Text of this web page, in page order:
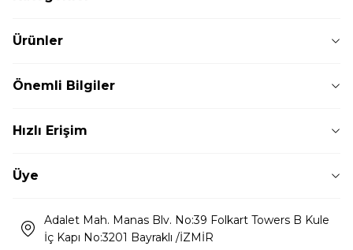
Ürünler
Önemli Bilgiler
Hızlı Erişim
Üye
Adalet Mah. Manas Blv. No:39 Folkart Towers B Kule
İç Kapı No:3201 Bayraklı /İZMİR